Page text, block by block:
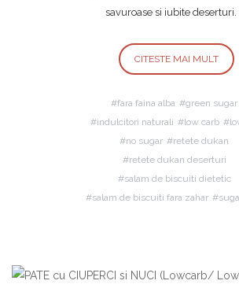
savuroase si iubite
CITESTE MAI MULT
fara faina alba
green sugar
indulcitori naturali
low carb
no sugar
retete dukan
retete dukan deserturi
salam de biscuiti dietetic
salam de biscuiti fara zahar